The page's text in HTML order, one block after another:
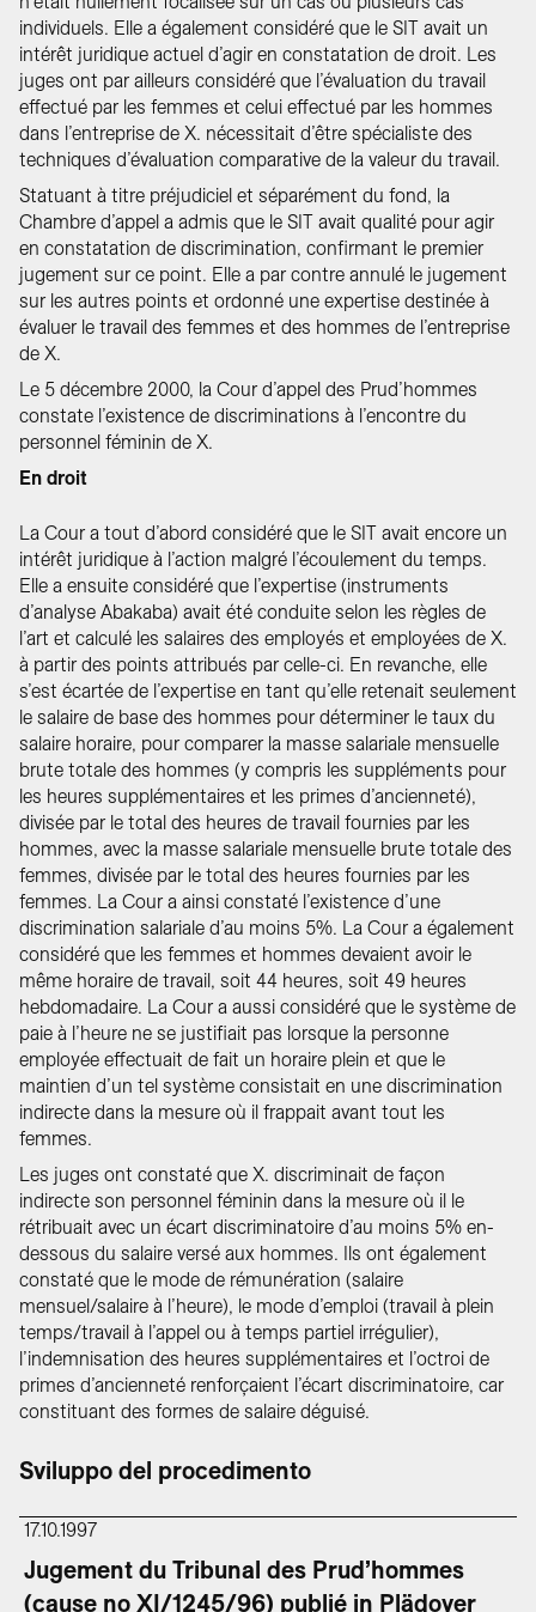
individuels. Elle a également considéré que le SIT avait un
intérêt juridique actuel d’agir en constatation de droit. Les
juges ont par ailleurs considéré que l’évaluation du travail
effectué par les femmes et celui effectué par les hommes
dans l’entreprise de X. nécessitait d’être spécialiste des
techniques d’évaluation comparative de la valeur du travail.
Statuant à titre préjudiciel et séparément du fond, la
Chambre d’appel a admis que le SIT avait qualité pour agir
en constatation de discrimination, confirmant le premier
jugement sur ce point. Elle a par contre annulé le jugement
sur les autres points et ordonné une expertise destinée à
évaluer le travail des femmes et des hommes de l’entreprise
de X.
Le 5 décembre 2000, la Cour d’appel des Prud’hommes
constate l’existence de discriminations à l’encontre du
personnel féminin de X.
En droit
La Cour a tout d’abord considéré que le SIT avait encore un
intérêt juridique à l’action malgré l’écoulement du temps.
Elle a ensuite considéré que l’expertise (instruments
d’analyse Abakaba) avait été conduite selon les règles de
l’art et calculé les salaires des employés et employées de X.
à partir des points attribués par celle-ci. En revanche, elle
s’est écartée de l’expertise en tant qu’elle retenait seulement
le salaire de base des hommes pour déterminer le taux du
salaire horaire, pour comparer la masse salariale mensuelle
brute totale des hommes (y compris les suppléments pour
les heures supplémentaires et les primes d’ancienneté),
divisée par le total des heures de travail fournies par les
hommes, avec la masse salariale mensuelle brute totale des
femmes, divisée par le total des heures fournies par les
femmes. La Cour a ainsi constaté l’existence d’une
discrimination salariale d’au moins 5%. La Cour a également
considéré que les femmes et hommes devaient avoir le
même horaire de travail, soit 44 heures, soit 49 heures
hebdomadaire. La Cour a aussi considéré que le système de
paie à l’heure ne se justifiait pas lorsque la personne
employée effectuait de fait un horaire plein et que le
maintien d’un tel système consistait en une discrimination
indirecte dans la mesure où il frappait avant tout les
femmes.
Les juges ont constaté que X. discriminait de façon
indirecte son personnel féminin dans la mesure où il le
rétribuait avec un écart discriminatoire d’au moins 5% en-
dessous du salaire versé aux hommes. Ils ont également
constaté que le mode de rémunération (salaire
mensuel/salaire à l’heure), le mode d’emploi (travail à plein
temps/travail à l’appel ou à temps partiel irrégulier),
l’indemnisation des heures supplémentaires et l’octroi de
primes d’ancienneté renforçaient l’écart discriminatoire, car
constituant des formes de salaire déguisé.
Sviluppo del procedimento
17.10.1997
Jugement du Tribunal des Prud’hommes
(cause no XI/1245/96) publié in Plädoyer